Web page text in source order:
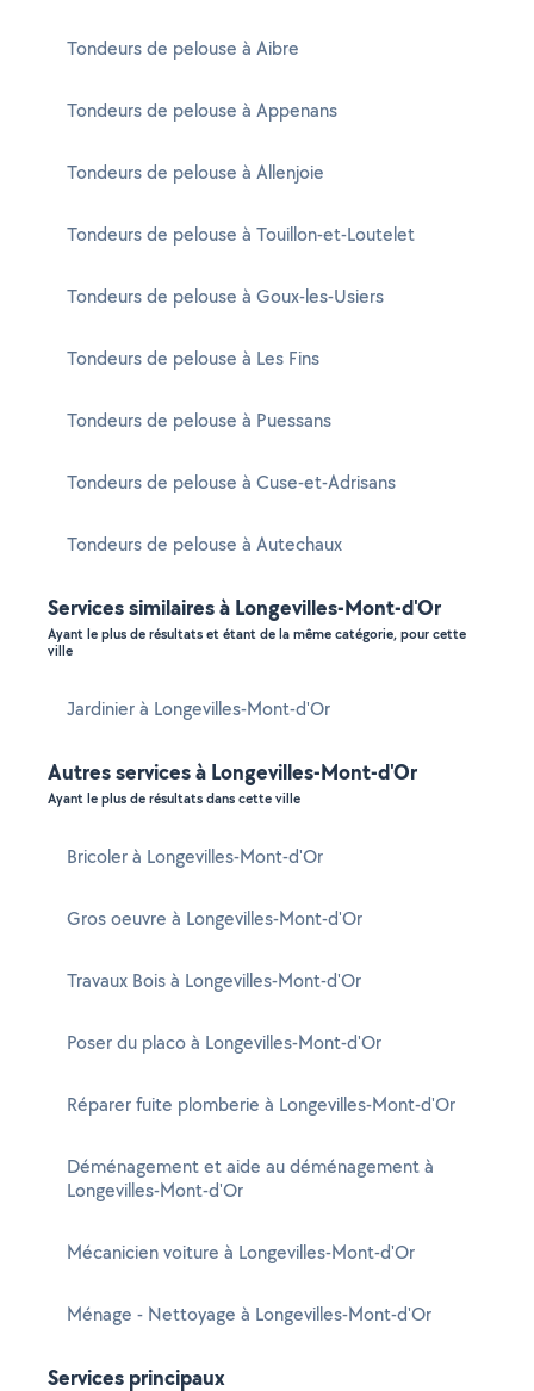
Tondeurs de pelouse à Aibre
Tondeurs de pelouse à Appenans
Tondeurs de pelouse à Allenjoie
Tondeurs de pelouse à Touillon-et-Loutelet
Tondeurs de pelouse à Goux-les-Usiers
Tondeurs de pelouse à Les Fins
Tondeurs de pelouse à Puessans
Tondeurs de pelouse à Cuse-et-Adrisans
Tondeurs de pelouse à Autechaux
Services similaires à Longevilles-Mont-d'Or
Ayant le plus de résultats et étant de la même catégorie, pour cette
ville
Jardinier à Longevilles-Mont-d'Or
Autres services à Longevilles-Mont-d'Or
Ayant le plus de résultats dans cette ville
Bricoler à Longevilles-Mont-d'Or
Gros oeuvre à Longevilles-Mont-d'Or
Travaux Bois à Longevilles-Mont-d'Or
Poser du placo à Longevilles-Mont-d'Or
Réparer fuite plomberie à Longevilles-Mont-d'Or
Déménagement et aide au déménagement à
Longevilles-Mont-d'Or
Mécanicien voiture à Longevilles-Mont-d'Or
Ménage - Nettoyage à Longevilles-Mont-d'Or
Services principaux